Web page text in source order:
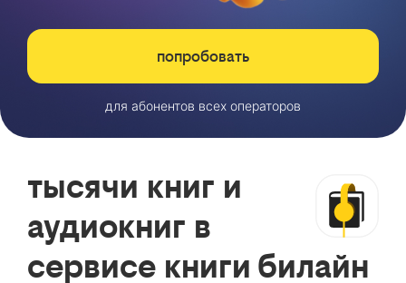
попробовать
для абонентов всех операторов
тысячи книг и
аудиокниг в
сервисе книги билайн